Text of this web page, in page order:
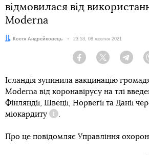
відмовилася від
Moderna
Автор:Костя Андрейковець Дата:
23:53, 08 жовтня 2021
Facebook Twitter
Ісландія зупинила вакцинацію
Moderna від коронавірусу на тлі
Фінляндії, Швеції, Норвегії та Данії
міокардиту
Довідка
.
Про це повідомляє Управління